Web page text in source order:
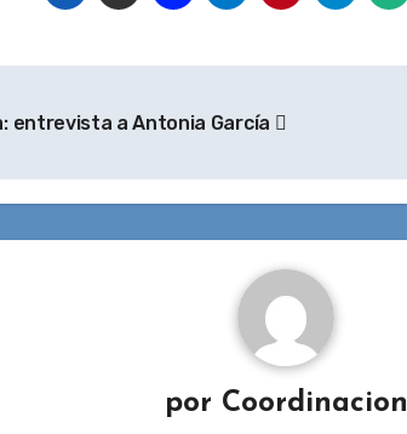
entrevista a Antonia García
por Coordinacion